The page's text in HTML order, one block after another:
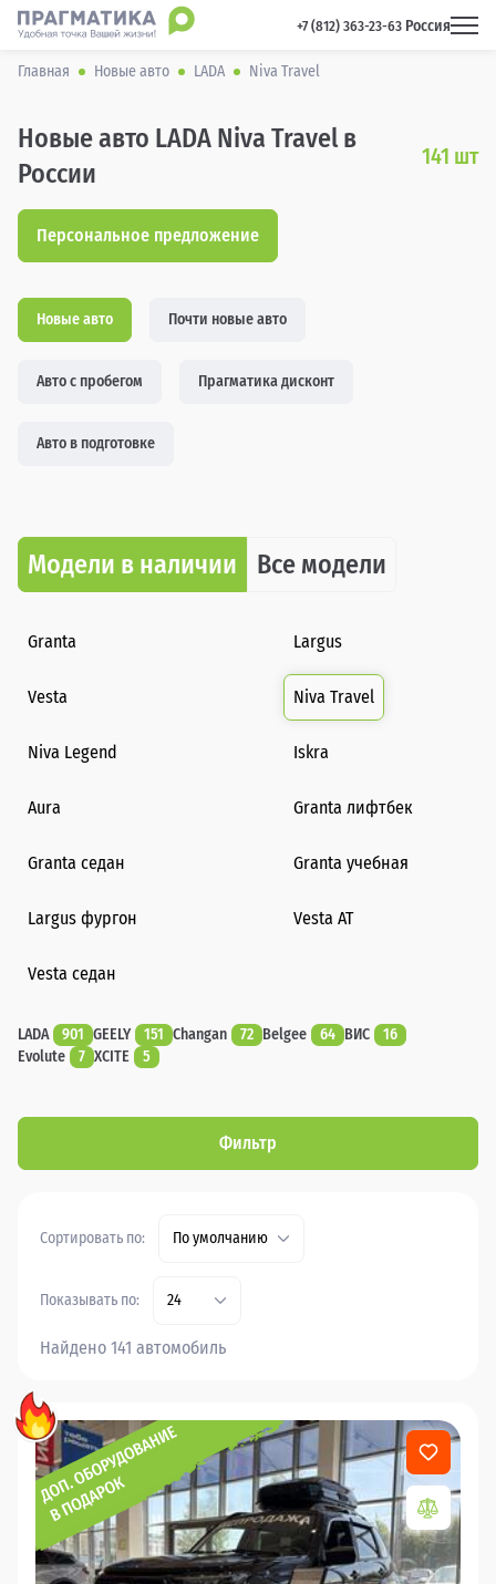
+7 (812) 363-23-63 Россия
Главная Новые авто LADA Niva Travel
Новые авто LADA Niva Travel в
России
141 шт
Персональное предложение
Новые авто Почти новые авто
Авто с пробегом Прагматика дисконт
Авто в подготовке
Модели в наличии Все модели
Granta Largus
Vesta Niva Travel
Niva Legend Iskra
Aura Granta лифтбек
Granta седан Granta учебная
Largus фургон Vesta AT
Vesta седан
LADA 901 GEELY 151 Changan 72 Belgee 64 ВИС
16
Evolute
7 XCITE 5
Фильтр
Сортировать по: По умолчанию
Показывать по: 24
Найдено 141 автомобиль